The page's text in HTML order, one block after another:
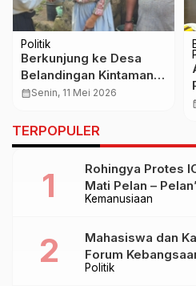
Politik
Berkunjung ke Desa
Belandingan Kintamani,
Tutik Kusuma Wardhani
Terapkan Pola Hidup
Sehat
calendar_monthSenin, 11 Mei 2026
TERPOPULER
Kemanusiaan
Rohingya Protes
Mati Pelan –
Politik
Mahasiswa dan
Forum